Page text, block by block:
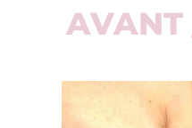
AVANT